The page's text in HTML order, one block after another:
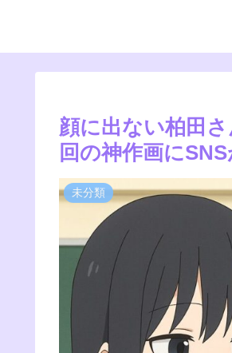
顔に出ない柏田
回の神作画に
未分類